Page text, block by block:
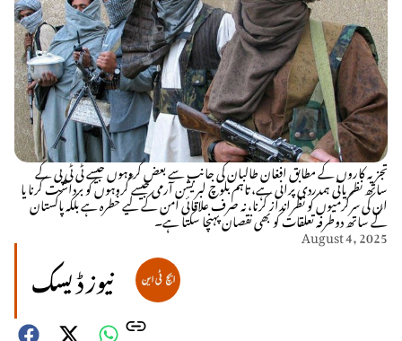
تجزیہ کاروں کے مطابق افغان طالبان کی جانب سے بعض گروہوں جیسے ٹی ٹی پی کے
ساتھ نظریاتی ہمدردی پرانی ہے، تاہم بلوچ لبریشن آرمی جیسے گروہوں کو برداشت کرنا یا
ان کی سرگرمیوں کو نظرانداز کرنا، نہ صرف علاقائی امن کے لیے خطرہ ہے بلکہ پاکستان
کے ساتھ دوطرفہ تعلقات کو بھی نقصان پہنچا سکتا ہے۔
August 4, 2025
نیوز ڈیسک